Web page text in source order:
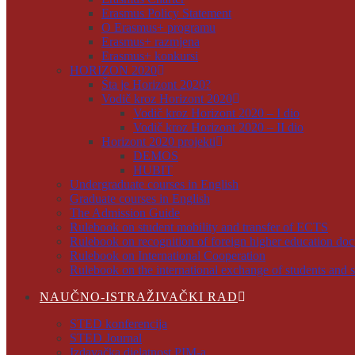
Erasmus Policy Statement
O Erasmus+ programu
Erasmus+ razmjena
Erasmus+ konkursi
HORIZON 2020
Šta je Horizont 2020?
Vodič kroz Horizont 2020
Vodič kroz Horizont 2020 – I dio
Vodič kroz Horizont 2020 – II dio
Horizont 2020 projekti
DEMOS
HUBIT
Undergraduate courses in English
Graduate courses in English
The Admission Guide
Rulebook on student mobility and transfer of ECTS
Rulebook on recognition of foreign higher education
Rulebook on International Cooperation
Rulebook on the international exchange of students and
NAUČNO-ISTRAŽIVAČKI RAD
STED konferencija
STED Journal
Izdavačka djelatnost PIM-a